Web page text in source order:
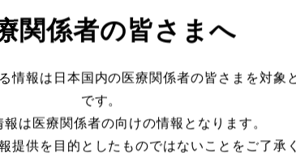
関係者の皆さまへ
情報は日本国内の医療関係者の皆さまを対象
です。
報は医療関係者の向けの情報となります。
提供を目的としたものではないことをご了承